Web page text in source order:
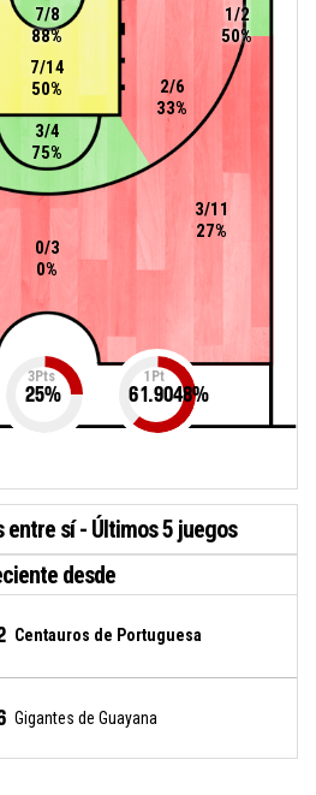
3/4
75%
2/6
33%
7/14
50%
7/8
88%
0/3
0%
3/11
27%
1/2
50%
3Pts
25%
1Pt
61.9048%
sí - Últimos 5 juegos
desde
Centauros de Portuguesa
Gigantes de Guayana